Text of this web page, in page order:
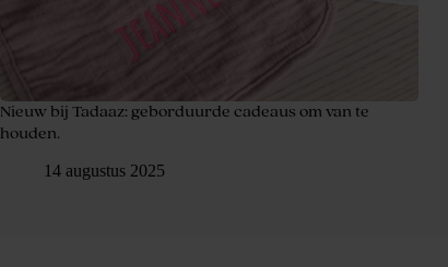
Nieuw bij Tadaaz: geborduurde cadeaus om van te
houden.
14 augustus 2025